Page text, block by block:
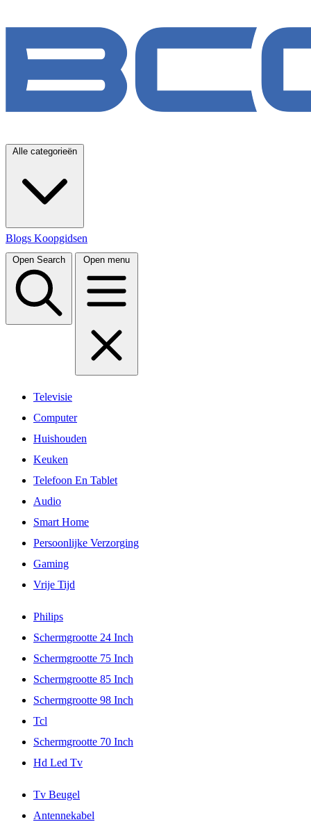
Alle categorieën
Blogs Koopgidsen
Open Search Open menu
Televisie
Computer
Huishouden
Keuken
Telefoon En Tablet
Audio
Smart Home
Persoonlijke Verzorging
Gaming
Vrije Tijd
Philips
Schermgrootte 24 Inch
Schermgrootte 75 Inch
Schermgrootte 85 Inch
Schermgrootte 98 Inch
Tcl
Schermgrootte 70 Inch
Hd Led Tv
Tv Beugel
Antennekabel